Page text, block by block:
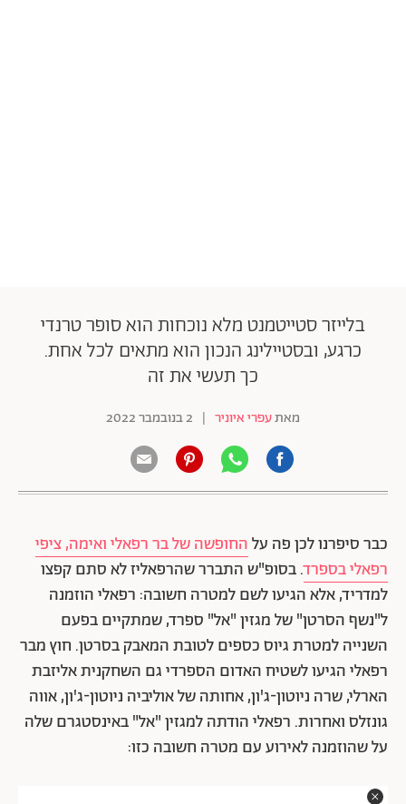
בלייזר סטייטמנט מלא נוכחות הוא סופר טרנדי
כרגע, ובסטיילינג הנכון הוא מתאים לכל אחת.
כך תעשי את זה
מאתעפרי איוניר | 2 בנובמבר 2022
כבר סיפרנו לכן פה עלהחופשה של בר רפאלי ואימה, ציפי
רפאלי בספרד. בסופ"ש התברר שהרפאליז לא סתם קפצו
למדריד, אלא הגיעו לשם למטרה חשובה: רפאלי הוזמנה
ל"נשף הסרטן" של מגזין "אל" ספרד, שמתקיים בפעם
השנייה למטרת גיוס כספים לטובת המאבק בסרטן. חוץ מבר
רפאלי הגיעו לשטיח האדום הספרדי גם השחקנית אליזבת
הארלי, שרה ניוטון-ג'ון, אחותה של אוליביה ניוטון-ג'ון, אווה
גונזלס ואחרות. רפאלי הודתה למגזין "אל" באינסטגרם שלה
על שהוזמנה לאירוע עם מטרה חשובה כזו: